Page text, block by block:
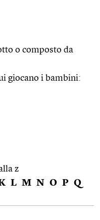
o composto da
giocano i bambini:
z
L M N O P Q